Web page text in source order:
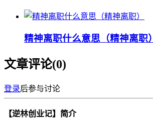
精神离职什么意思（精神离职）
文章评论(0)
登录后参与讨论
【逆林创业记】简介